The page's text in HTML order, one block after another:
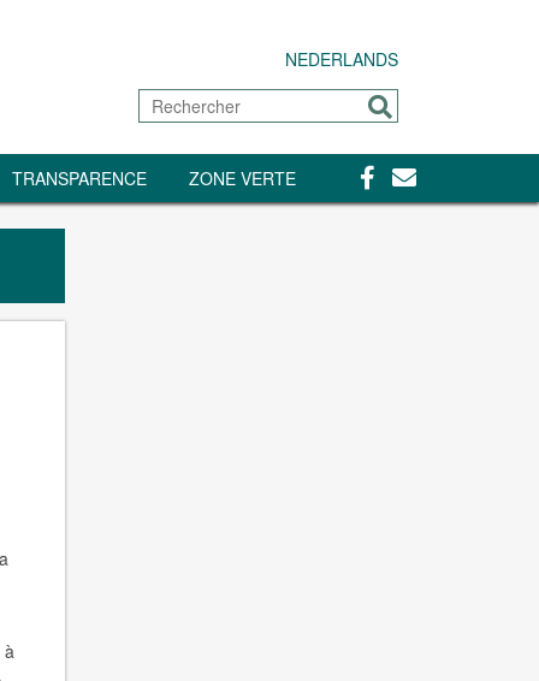
NEDERLANDS
Rechercher
Envoyer
TRANSPARENCE ZONE VERTE Facebook
Contact
à